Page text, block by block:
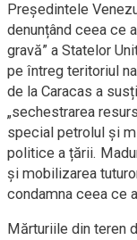
Președintele
denunțând ceea ce
gravă” a Statelor
pe întreg teritoriul
de la Caracas a
„sechestrarea
special petrolul și
politice a țării.
și mobilizarea
condamna ceea ce
Mărturiile din teren